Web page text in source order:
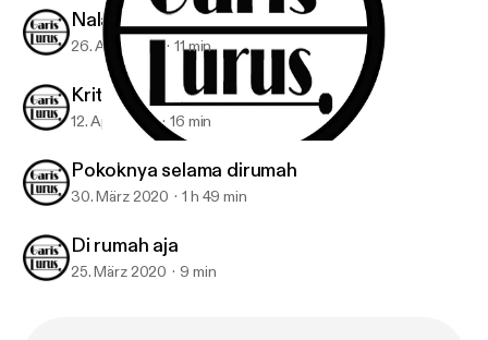
Garis Lurus
Nalar Istana
26. Apr. 2020 11 min
Kritik
12. Apr. 2020 16 min
Pokoknya selama dirumah
30. März 2020 1 h 49 min
Di rumah aja
25. März 2020 9 min